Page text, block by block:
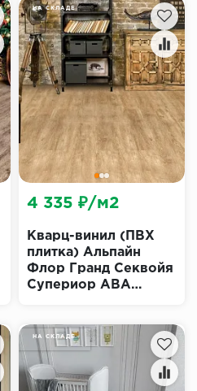
НА СКЛАДЕ
Кварц-винил (ПВХ
плитка) Альпайн
Флор Гранд Секвойя
Супериор ABA
Superior ECO Grand
Sequoia)
4 335 ₽/м2
НА СКЛАДЕ